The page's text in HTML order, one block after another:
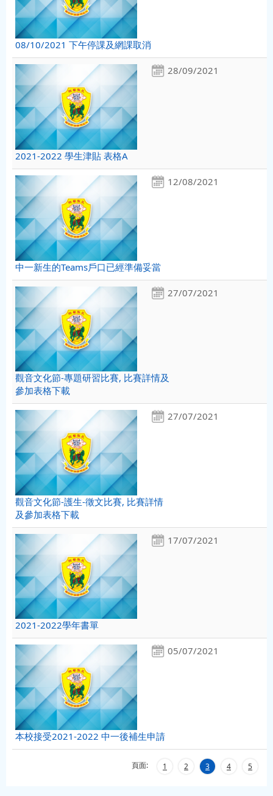
08/10/2021 下午停課及網課取消
28/09/2021
2021-2022 學生津貼 表格A
12/08/2021
中一新生的Teams戶口已經準備妥當
27/07/2021
觀音文化節-專題研習比賽, 比賽詳情及
參加表格下載
27/07/2021
觀音文化節-護生-徵文比賽, 比賽詳情
及參加表格下載
17/07/2021
2021-2022學年書單
05/07/2021
本校接受2021-2022 中一後補生申請
頁面: 1 2 3 4 5